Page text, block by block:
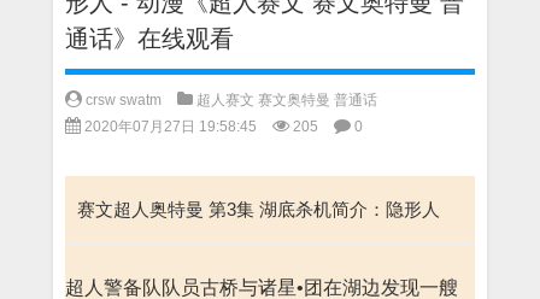
通话》在线观看
crsw swatm
超人赛文 赛文奥特曼 普通话
2020年07月27日 19:58:45
205 0
赛文超人奥特曼 第3集 湖底杀机简介：隐形人
超人警备队队员古桥与诸星•团在湖边发现一艘